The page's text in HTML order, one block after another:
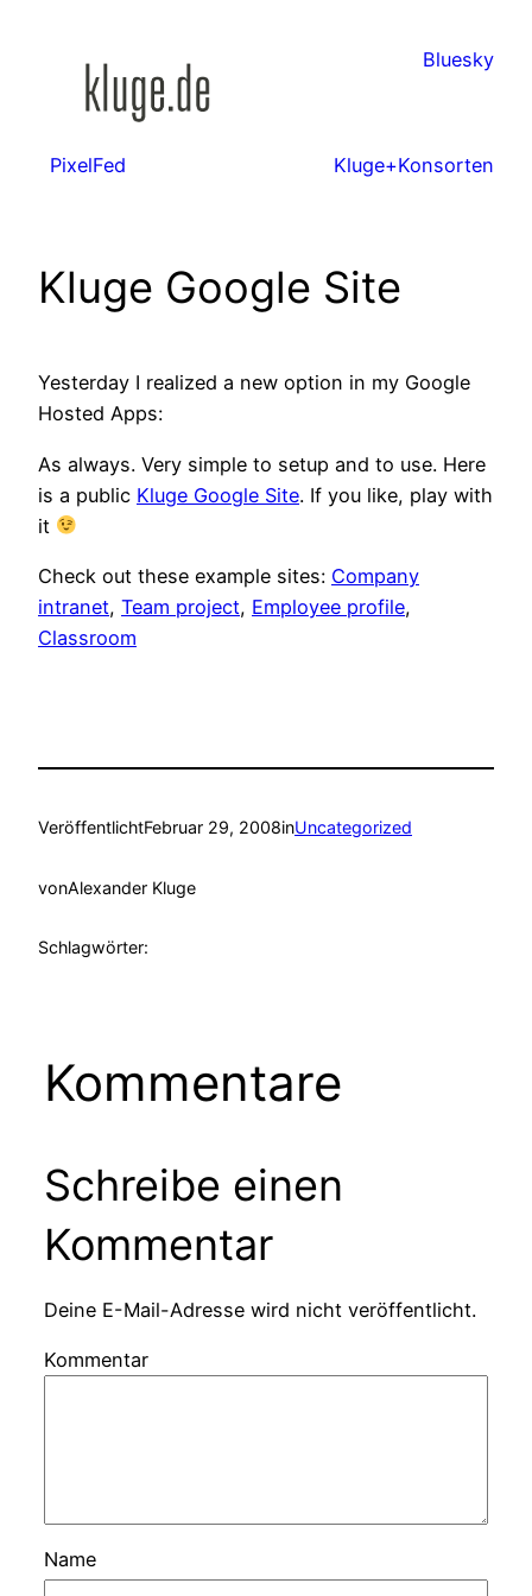
Bluesky
PixelFed Kluge+Konsorten
Kluge Google Site
Yesterday I realized a new option in my Google
Hosted Apps:
As always. Very simple to setup and to use. Here
is a public Kluge Google Site. If you like, play with
it
Check out these example sites: Company
intranet, Team project, Employee profile,
Classroom
VeröffentlichtFebruar 29, 2008inUncategorized
vonAlexander Kluge
Schlagwörter:
Kommentare
Schreibe einen
Kommentar
Deine E-Mail-Adresse wird nicht veröffentlicht.
Kommentar
Name